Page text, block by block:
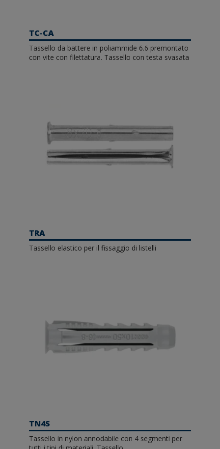
TC-CA
Tassello da battere in poliammide 6.6 premontato
con vite con filettatura. Tassello con testa svasata
TRA
Tassello elastico per il fissaggio di listelli
TN4S
Tassello in nylon annodabile con 4 segmenti per